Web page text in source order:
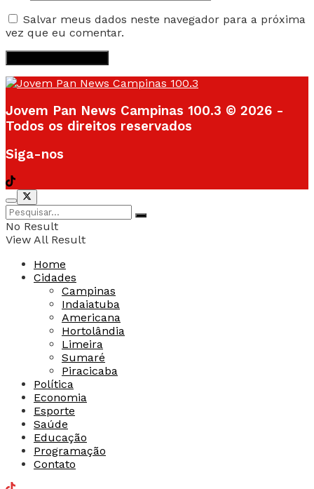
Salvar meus dados neste navegador para a próxima
vez que eu comentar.
Jovem Pan News Campinas 100.3 © 2026 -
Todos os direitos reservados
Siga-nos
No Result
View All Result
Home
Cidades
Campinas
Indaiatuba
Americana
Hortolândia
Limeira
Sumaré
Piracicaba
Política
Economia
Esporte
Saúde
Educação
Programação
Contato